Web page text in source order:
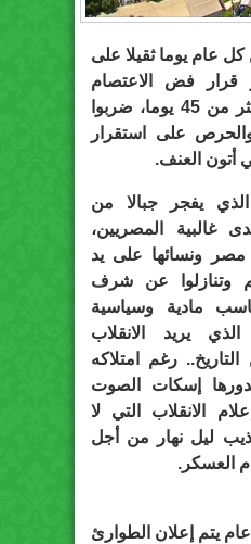
كل عام يوما ثقيلا على
قرار فض الاعتصام
السلمي الذي دام أكثر من 45 يوما، ضربوا
والحرص على استقرار
أتون العنف.
الذي يفجر جبالا من
غالبية المصريين،
مصر ونسائها على يد
وتنازلوا عن شرف
مادية وسياسية
يريد الانقلاب
رغم امتلاكه
إسكات الصوت
الانقلاب التي لا
ليل نهار من أجل
العسكر.
يتم إعلان الطوارئ